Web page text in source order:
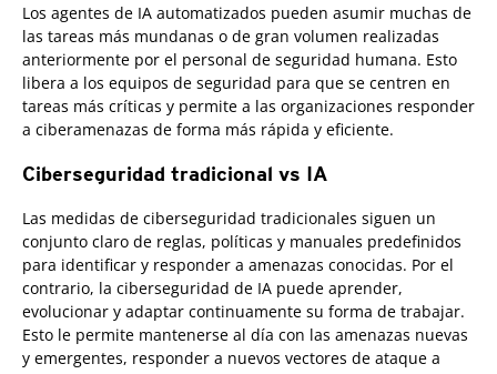
Los agentes de IA automatizados pueden asumir muchas de
las tareas más mundanas o de gran volumen realizadas
anteriormente por el personal de seguridad humana. Esto
libera a los equipos de seguridad para que se centren en
tareas más críticas y permite a las organizaciones responder
a ciberamenazas de forma más rápida y eficiente.
Ciberseguridad tradicional vs IA
Las medidas de ciberseguridad tradicionales siguen un
conjunto claro de reglas, políticas y manuales predefinidos
para identificar y responder a amenazas conocidas. Por el
contrario, la ciberseguridad de IA puede aprender,
evolucionar y adaptar continuamente su forma de trabajar.
Esto le permite mantenerse al día con las amenazas nuevas
y emergentes, responder a nuevos vectores de ataque a